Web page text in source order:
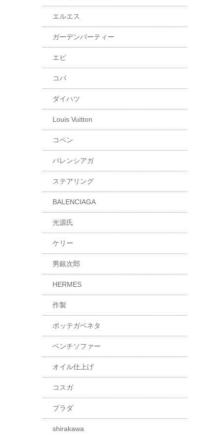
エルエス
ガーデンパーティー
エピ
コバ
ダイハツ
Louis Vuitton
コペン
バレンシアガ
ステアリング
BALENCIAGA
光源氏
ケリー
男銀次郎
HERMES
作製
ボッテガベネタ
ベンチソファー
オイル仕上げ
コスガ
プラダ
shirakawa